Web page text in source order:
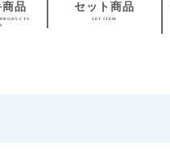
商品 セット商品
SET ITEM